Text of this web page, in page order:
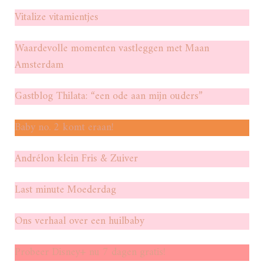
Vitalize vitamientjes
Waardevolle momenten vastleggen met Maan
Amsterdam
Gastblog Thilata: “een ode aan mijn ouders”
Baby no. 2 komt eraan!
Andrélon klein Fris & Zuiver
Last minute Moederdag
Ons verhaal over een huilbaby
Probeer Disney+ nu 7 dagen gratis!